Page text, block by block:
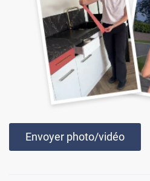
Envoyer photo/vidéo